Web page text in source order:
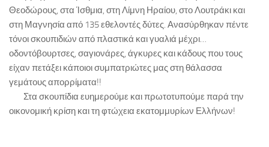
Θεοδώρους, στα Ίσθμια, στη Λίμνη Ηραίου, στο Λουτράκι και
στη Μαγνησία από 135 εθελοντές δύτες. Ανασύρθηκαν πέντε
τόνοι σκουπιδιών από πλαστικά και γυαλιά μέχρι…
οδοντόβουρτσες, σαγιονάρες, άγκυρες και κάδους που τους
είχαν πετάξει κάποιοι συμπατριώτες μας στη θάλασσα
γεμάτους απορρίματα!!
Στα σκουπίδια ευημερούμε και πρωτοτυπούμε παρά την
οικονομική κρίση και τη φτώχεια εκατομμυρίων Ελλήνων!